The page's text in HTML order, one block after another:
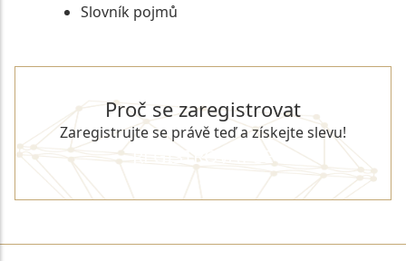
Slovník pojmů
Proč se zaregistrovat
Zaregistrujte se právě teď a získejte slevu!
REGISTROVAT SE